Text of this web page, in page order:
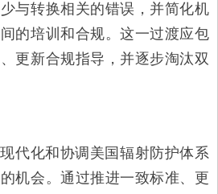
与转换相关的错误，并简化机
的培训和合规。这一过渡应包
更新合规指导，并逐步淘汰双
代化和协调美国辐射防护体系
机会。通过推进一致标准、更